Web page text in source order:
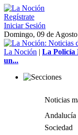
Regístrate
Iniciar Sesión
Domingo, 09 de
La Noción | La Policía
un...
Noticias
Andalucía
Sociedad